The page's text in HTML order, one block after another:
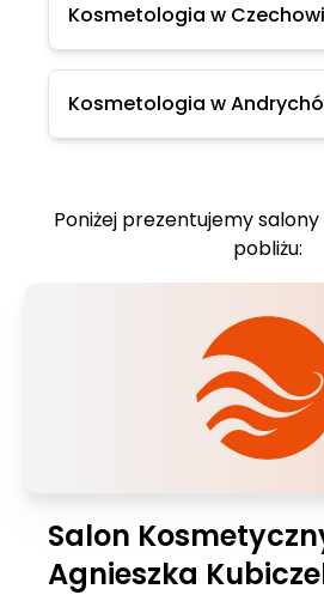
Kosmetologia w
Kosmetologia w
Poniżej prezentujemy
pobliżu:
Salon
Agnieszka